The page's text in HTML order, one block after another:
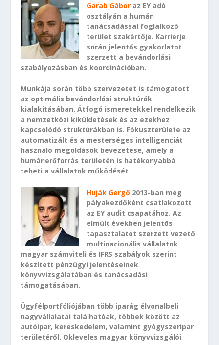
Garab Gábor az EY adó
osztályán a humán
tanácsadással foglalkozó
terület szakértője. Karrierje
során jelentős gyakorlatot
szerzett a bevándorlási
szabályozásban és koordinációban.
Munkája során több szervezetet is támogatott
az optimális bevándorlási struktúrák
kialakításában. Átfogó ismeretekkel rendelkezik
a nemzetközi kiküldetések és az ezekhez
kapcsolódó struktúrákban is. Fókuszterülete az
automatizált és a mesterséges intelligenciát
használó megoldások bevezetése, amely a
humánerőforrás területén is hatékonyabbá
teheti a vállalatok működését.
Huják Gergő 2013-ban még
pályakezdőként csatlakozott
az EY audit csapatához. Az
elmúlt években jelentős
tapasztalatot szerzett vezető
multinacionális vállalatok
magyar számviteli és IFRS szabályok szerint
készített pénzügyi jelentéseinek
könyvvizsgálatában és tanácsadási
támogatásában.
Ügyfélportfóliójában több iparág élvonalbeli
nagyvállalatai találhatóak, többek között az
autóipar, kereskedelem, valamint gyógyszeripar
területéről. Okleveles magyar könyvvizsgálói